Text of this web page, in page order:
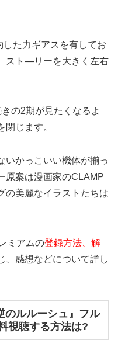
た力ギアスを有してお
スト―リーを大きく左右
の2期が見たくなるよ
閉じます。
いかっこいい機体が揃っ
原案は漫画家のCLAMP
の美麗なイラストたちは
ミアムの登録方法、解
、感想などについて詳し
のルルーシュ』フル
視聴する方法は?